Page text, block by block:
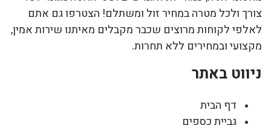
צורך ולכל מטרה במחיר זול ומשתלם! הצטרפו גם אתם
לאלפי לקוחות מרוצים שכבר מקבלים מאיתנו שירות אמין,
מקצועי ובמחירים ללא תחרות.
ניווט באתר
דף הבית